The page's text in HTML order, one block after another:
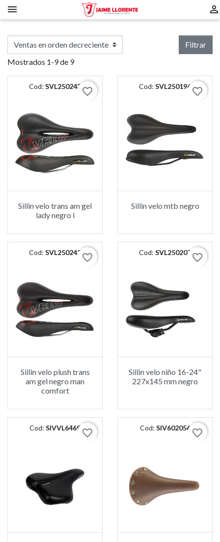
 
Filtrar
Mostrados 1-9 de 9
Cod: SVL250243 favorite_border
Sillin velo trans am gel
lady negro l
Cod: SVL250196 favorite_border
Sillin velo mtb negro
Cod: SVL250242 favorite_border
Sillin velo plush trans
am gel negro man
comfort
Cod: SVL250207 favorite_border
Sillin velo niño 16-24"
227x145 mm negro
Cod: SIVVL6469 favorite_border Cod: SIV602056 favorite_border